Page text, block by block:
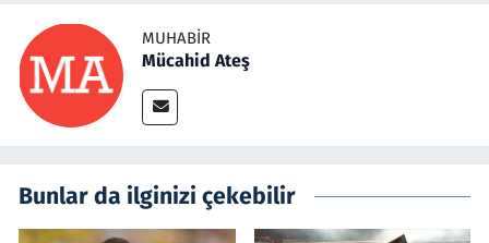
MUHABIR
Mücahid Ateş
Bunlar da ilginizi çekebilir